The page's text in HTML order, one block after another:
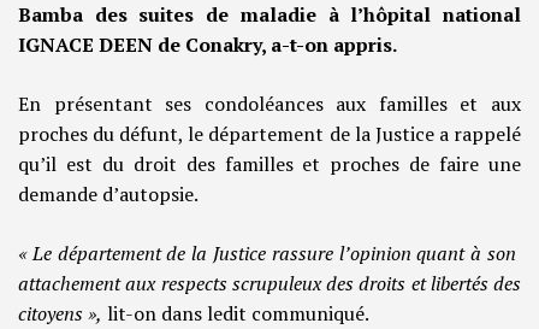
Bamba des suites de maladie à l’hôpital national
IGNACE DEEN de Conakry, a-t-on appris.
En présentant ses condoléances aux familles et aux
proches du défunt, le département de la Justice a rappelé
qu’il est du droit des familles et proches de faire une
demande d’autopsie.
« Le département de la Justice rassure l’opinion quant à son
attachement aux respects scrupuleux des droits et libertés des
citoyens », lit-on dans ledit communiqué.